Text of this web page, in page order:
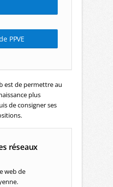
PPVE
est de permettre au
plus
de consigner ses
réseaux
web de